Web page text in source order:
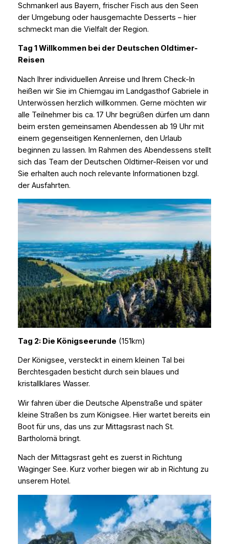
Schmankerl aus Bayern, frischer Fisch aus den Seen
der Umgebung oder hausgemachte Desserts – hier
schmeckt man die Vielfalt der Region.
Tag 1 Willkommen bei der Deutschen Oldtimer-
Reisen
Nach Ihrer individuellen Anreise und Ihrem Check-In
heißen wir Sie im Chiemgau im Landgasthof Gabriele in
Unterwössen herzlich willkommen. Gerne möchten wir
alle Teilnehmer bis ca. 17 Uhr begrüßen dürfen um dann
beim ersten gemeinsamen Abendessen ab 19 Uhr mit
einem gegenseitigen Kennenlernen, den Urlaub
beginnen zu lassen. Im Rahmen des Abendessens stellt
sich das Team der Deutschen Oldtimer-Reisen vor und
Sie erhalten auch noch relevante Informationen bzgl.
der Ausfahrten.
Tag 2: Die Königseerunde (151km)
Der Königsee, versteckt in einem kleinen Tal bei
Berchtesgaden besticht durch sein blaues und
kristallklares Wasser.
Wir fahren über die Deutsche Alpenstraße und später
kleine Straßen bs zum Königsee. Hier wartet bereits ein
Boot für uns, das uns zur Mittagsrast nach St.
Bartholomä bringt.
Nach der Mittagsrast geht es zuerst in Richtung
Waginger See. Kurz vorher biegen wir ab in Richtung zu
unserem Hotel.